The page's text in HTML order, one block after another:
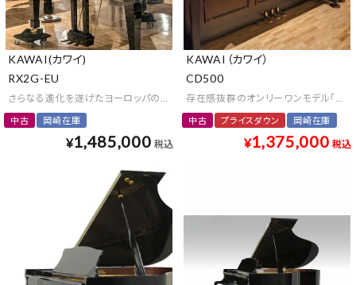
KAWAI(カワイ)
RX2G-EU
さらなる進化を遂げたヨーロッパの伝統とカワイの技術が織りなす限定モデル
中古 岡崎在庫
¥1,485,000 税込
KAWAI（カワイ）
CD500
存在感抜群のオンリーワンモデル「カス
中古 プライスダウン 岡崎在庫
¥1,375,000 税込